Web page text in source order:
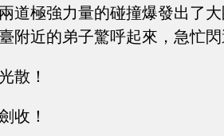
兩道極強力量的碰撞爆發出了
附近的弟子驚呼起來，急忙
散！
收！